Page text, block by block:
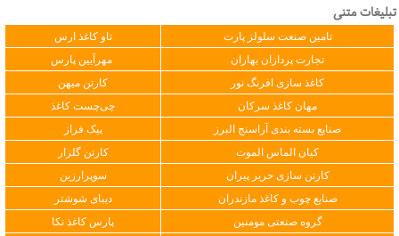
تبلیغات متنی
تامین صنعت سلولز پارت
تاو کاغذ ارس
تجارت پردازان بهاران
مهرآیین پارس
کاغذ سازی افرنگ نور
کارتن میهن
مهان کاغذ سرکان
چی‌چست کاغذ
صنایع بسته بندی آراسنج البرز
پیک فراز
کیان الماس الموت
کارتن گلزار
کارتن سازی حریر پیران
سوپرارزین
صنایع چوب و کاغذ مازندران
دیبای شوشتر
گروه صنعتی مومنین
پارس کاغذ نکا